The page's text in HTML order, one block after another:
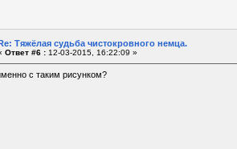
Тяжёлая судьба чистокровного немца.
Ответ #6 : 12-03-2015, 16:22:09 »
с таким рисунком?